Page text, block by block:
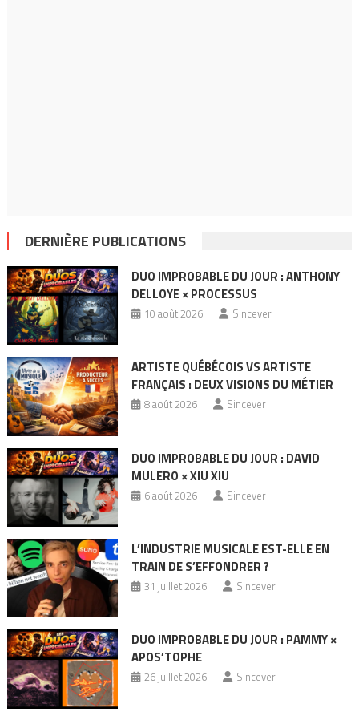
DERNIÈRE PUBLICATIONS
DUO IMPROBABLE DU JOUR : ANTHONY
DELLOYE × PROCESSUS
10 août 2026 Sincever
ARTISTE QUÉBÉCOIS VS ARTISTE
FRANÇAIS : DEUX VISIONS DU MÉTIER
8 août 2026 Sincever
DUO IMPROBABLE DU JOUR : DAVID
MULERO × XIU XIU
6 août 2026 Sincever
L’INDUSTRIE MUSICALE EST-ELLE EN
TRAIN DE S’EFFONDRER ?
31 juillet 2026 Sincever
DUO IMPROBABLE DU JOUR : PAMMY ×
APOS’TOPHE
26 juillet 2026 Sincever